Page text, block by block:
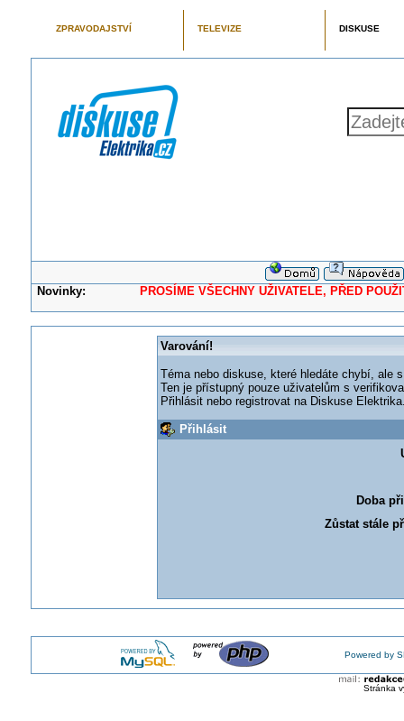
ZPRAVODAJSTVÍ TELEVIZE DISKUSE
Novinky: PROSÍME VŠECHNY UŽIVATELE, PŘED
Varování!
Téma nebo diskuse, které hledáte chybí, ale
Ten je přístupný pouze uživatelům s
Přihlásit nebo registrovat na Diskuse
Přihlásit
Doba
Zůstat stále
Powered by
Stránka